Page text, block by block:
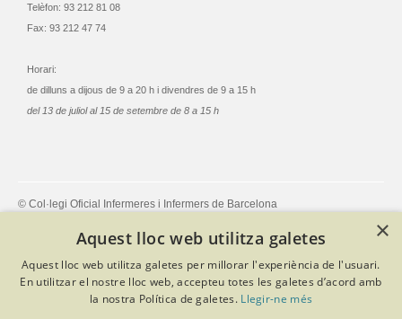
Telèfon: 93 212 81 08
Fax: 93 212 47 74
Horari:
de dilluns a dijous de 9 a 20 h i divendres de 9 a 15 h
del 13 de juliol al 15 de setembre de 8 a 15 h
© Col·legi Oficial Infermeres i Infermers de Barcelona
Política de protecció de dades
Política de qualitat
×
Aquest lloc web utilitza galetes
Aquest lloc web utilitza galetes per millorar l'experiència de l'usuari.
En utilitzar el nostre lloc web, accepteu totes les galetes d’acord amb
la nostra Política de galetes. Llegir-ne més